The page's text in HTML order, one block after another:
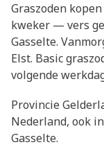
Graszoden
kweker — vers
Gasselte.
Elst. Basic
volgende
Provincie
Nederland, ook
Gasselte.